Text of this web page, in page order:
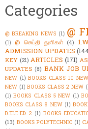
Categories
@ BREAKING NEWS (1) @
(1) @ செய்தி துளிகள் (4)
ADMISSION UPDATES
KEY (21) ARTICLES (171)
UPDATES (8) BANK JOB
NEW (1) BOOKS CLASS 10 NEW
NEW (1) BOOKS CLASS 2 NEW
(1) BOOKS CLASS 5 NEW (1)
BOOKS CLASS 8 NEW (1)
D.ELE.ED 2 (1) BOOKS
(13) BOOKS POLYTECHNIC (1)